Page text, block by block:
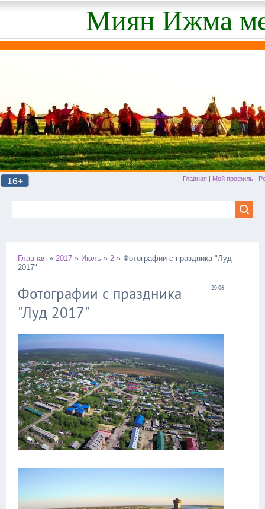
Миян Ижма
Главная | Мой профиль |
Главная » 2017 » Июль » 2 » Фотографии с праздника "Луд
2017"
20:06
Фотографии с праздника
"Луд 2017"